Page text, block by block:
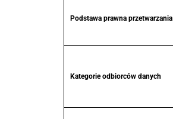
Podstawa prawna przetwarzania
Kategorie odbiorców danych